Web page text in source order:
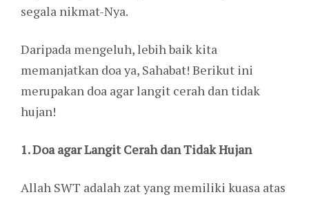
segala nikmat-Nya.
Daripada mengeluh, lebih baik kita
memanjatkan doa ya, Sahabat! Berikut ini
merupakan doa agar langit cerah dan tidak
hujan!
1. Doa agar Langit Cerah dan Tidak Hujan
Allah SWT adalah zat yang memiliki kuasa atas